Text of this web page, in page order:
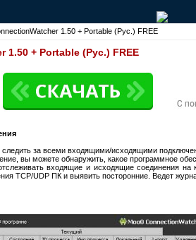
1.50 + Portable (Рус.) FREE
1.50 + Portable (Рус.) FREE
следить за всеми входящими/исходящими
вы можете обнаружить, какое программное
входящие и исходящие соединения
TCP/UDP ПК и выявить посторонние. Ведет